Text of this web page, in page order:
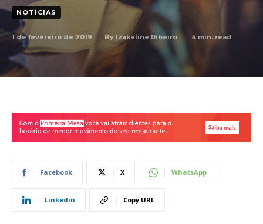
NOTÍCIAS
1 de fevereiro de 2019 By Izakeline Ribeiro 4 min. read
Facebook X WhatsApp
Linkedin Copy URL